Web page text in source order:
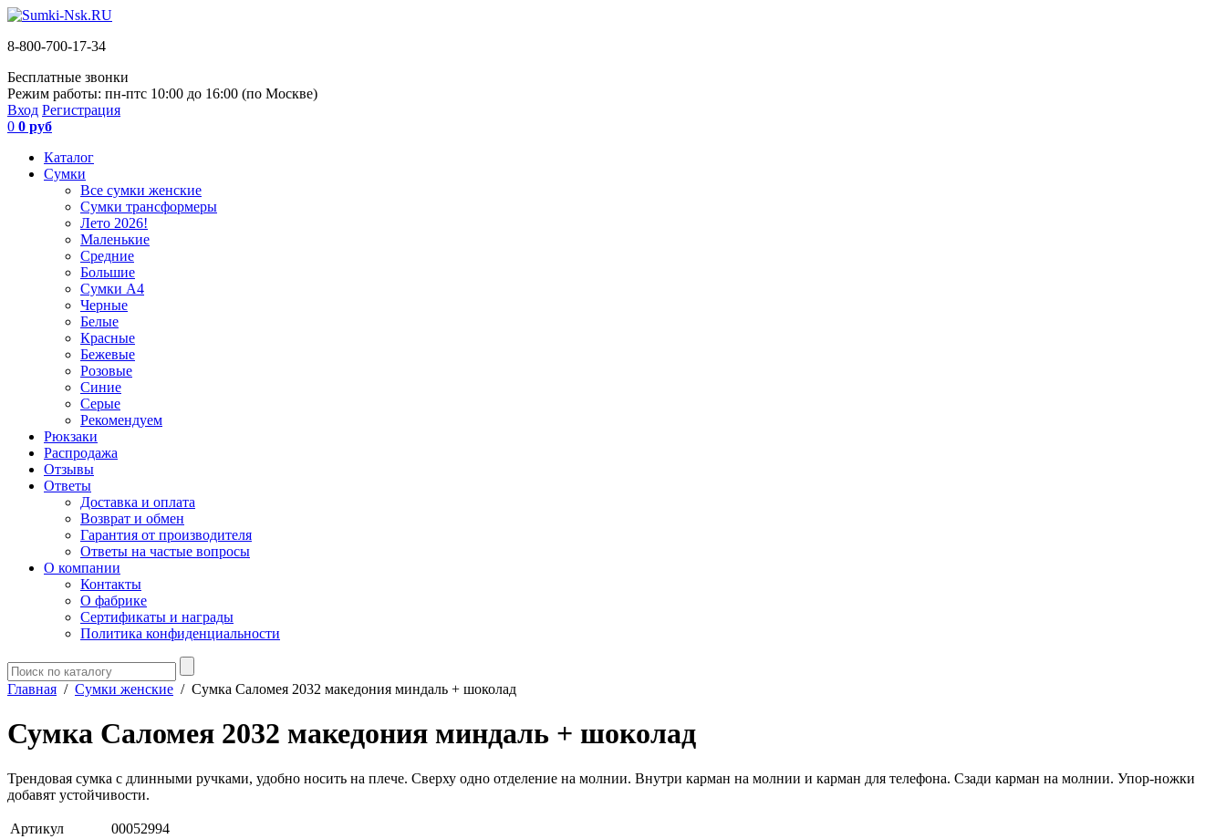
8-800-700-17-34
Бесплатные звонки
Режим работы: пн-птс 10:00 до 16:00 (по Москве)
Вход Регистрация
0 0 руб
Каталог
Сумки
Все сумки женские
Сумки трансформеры
Лето 2026!
Маленькие
Средние
Большие
Сумки А4
Черные
Белые
Красные
Бежевые
Розовые
Синие
Серые
Рекомендуем
Рюкзаки
Распродажа
Отзывы
Ответы
Доставка и оплата
Возврат и обмен
Гарантия от производителя
Ответы на частые вопросы
О компании
Контакты
О фабрике
Сертификаты и награды
Политика конфиденциальности
Главная / Сумки женские / Сумка Саломея 2032 македония миндаль + шоколад
Сумка Саломея 2032 македония миндаль + шоколад
Трендовая сумка с длинными ручками, удобно носить на плече. Сверху одно отделение на молнии. Внутри карман на молнии и карман для телефона. Сзади карман на молнии. Упор-ножки
добавят устойчивости.
Артикул
00052994